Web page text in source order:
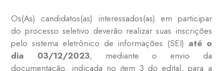
Os(As) candidatos(as) interessados(as) em participar
do processo seletivo deverão realizar suas inscrições
pelo sistema eletrônico de informações (SEI) até o
dia 03/12/2023, mediante o envio da
documentação, indicada no item 3 do edital, para a